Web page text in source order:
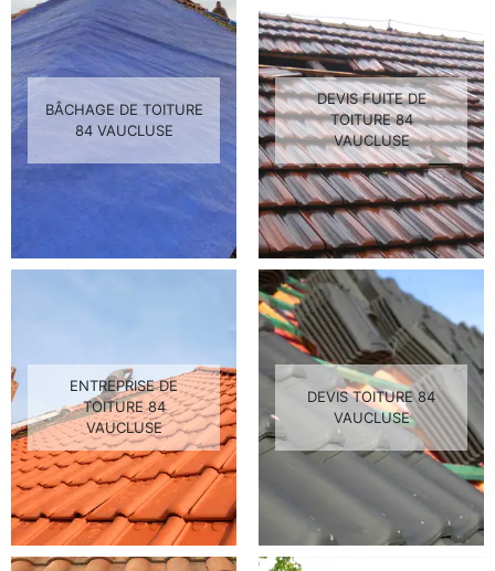
BÂCHAGE DE TOITURE
84 VAUCLUSE
DEVIS FUITE DE
TOITURE 84
VAUCLUSE
ENTREPRISE DE
TOITURE 84
VAUCLUSE
DEVIS TOITURE 84
VAUCLUSE